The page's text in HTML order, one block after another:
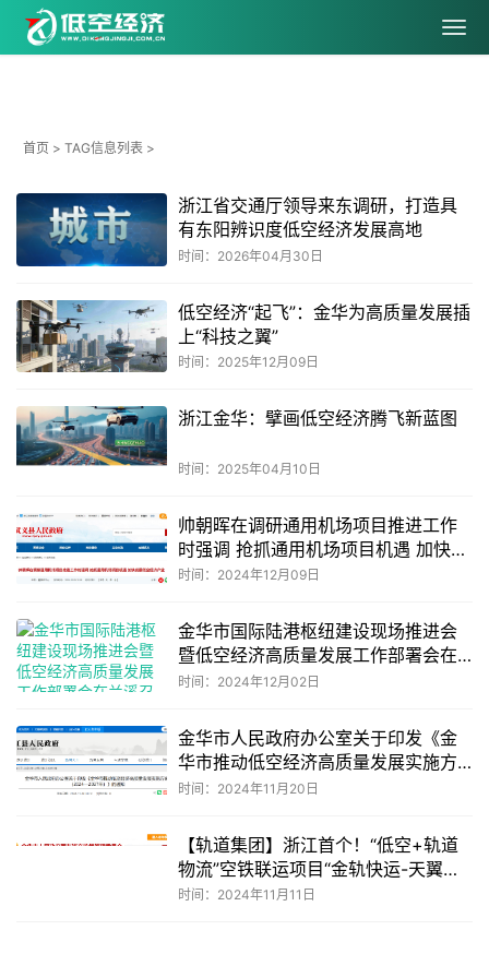
首页 > TAG信息列表 >
浙江省交通厅领导来东调研，打造具
有东阳辨识度低空经济发展高地
时间：2026年04月30日
低空经济“起飞”：金华为高质量发展插
上“科技之翼”
时间：2025年12月09日
浙江金华：擘画低空经济腾飞新蓝图
时间：2025年04月10日
帅朝晖在调研通用机场项目推进工作
时强调 抢抓通用机场项目机遇 加快发
展低空经济产业
时间：2024年12月09日
金华市国际陆港枢纽建设现场推进会
暨低空经济高质量发展工作部署会在
兰溪召开
时间：2024年12月02日
金华市人民政府办公室关于印发《金
华市推动低空经济高质量发展实施方
案（2024—2027年）》的通知
时间：2024年11月20日
【轨道集团】浙江首个！“低空+轨道
物流”空铁联运项目“金轨快运-天翼行”
启动
时间：2024年11月11日